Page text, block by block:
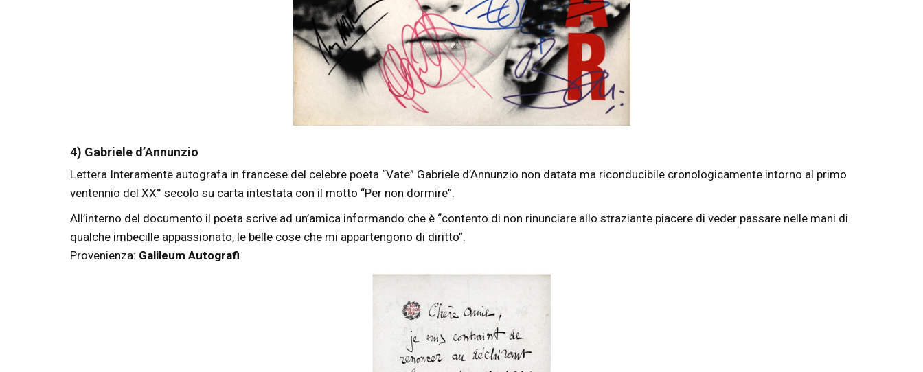
4) Gabriele d’Annunzio
Lettera Interamente autografa in francese del celebre poeta “Vate” Gabriele d’Annunzio non datata ma riconducibile cronologicamente intorno al primo
ventennio del XX° secolo su carta intestata con il motto “Per non dormire”.
All’interno del documento il poeta scrive ad un’amica informando che è “contento di non rinunciare allo straziante piacere di veder passare nelle mani di
qualche imbecille appassionato, le belle cose che mi appartengono di diritto”.
Provenienza: Galileum Autografi